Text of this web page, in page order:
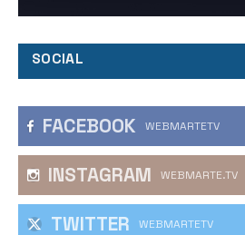
SOCIAL
FACEBOOK WEBMARTETV
INSTAGRAM WEBMARTE.TV
TWITTER WEBMARTETV